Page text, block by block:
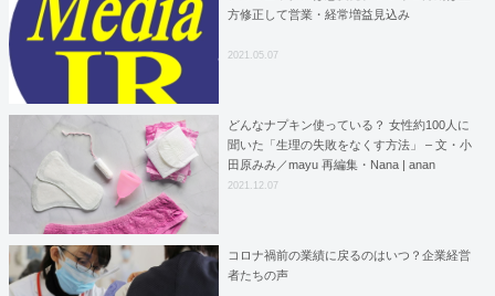
方修正して営業・経常増益見込み
2021.05.07
どんなナプキン使っている？ 女性約100人に
聞いた「生理の失敗をなくす方法」 – 文・小
田原みみ／mayu 再編集・Nana | anan
Beauty+
2021.12.07
コロナ禍前の業績に戻るのはいつ？企業経営
者たちの声